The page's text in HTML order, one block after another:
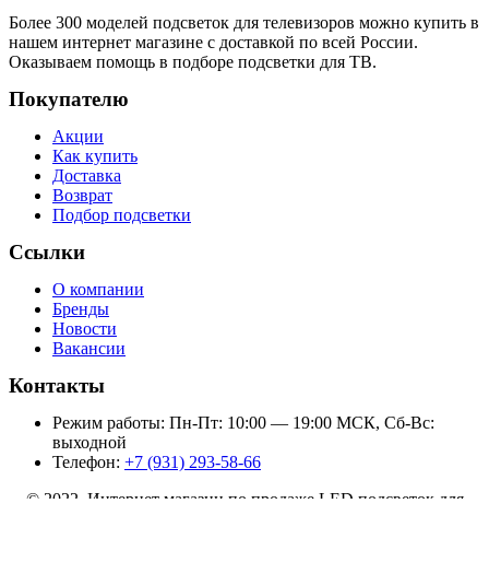
Более 300 моделей подсветок для телевизоров можно купить в
нашем интернет магазине с доставкой по всей России.
Оказываем помощь в подборе подсветки для ТВ.
Покупателю
Акции
Как купить
Доставка
Возврат
Подбор подсветки
Ссылки
О компании
Бренды
Новости
Вакансии
Контакты
Режим работы: Пн-Пт: 10:00 — 19:00 МСК, Сб-Вс:
выходной
Телефон: +7 (931) 293-58-66
© 2022 Интернет магазин по продаже LED подсветок для